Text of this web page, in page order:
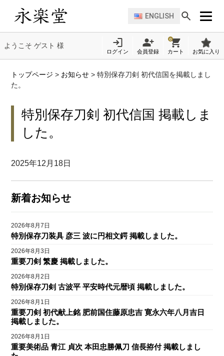
ENGLISH
ようこそ ゲスト 様
ログイン 会員登録
0
カート お気に入り
トップページ > お知らせ >特別保存刀剣 初代信国を掲載しまし
た。
特別保存刀剣 初代信国 掲載しま
した。
2025年12月18日
新着お知らせ
2026年8月7日
特別保存刀装具 彦三 波に円相文鍔 掲載しました。
2026年8月3日
重要刀剣 繁慶 掲載しました。
2026年8月2日
特別保存刀剣 古波平 平安時代元暦頃 掲載しました。
2026年8月1日
重要刀剣 初代献上銘 肥前国住藤原忠吉 寛永六年八月吉日
掲載しました。
2026年8月1日
重要美術品 青江 貞次 本田忠勝佩刀 信長拵付 掲載しまし